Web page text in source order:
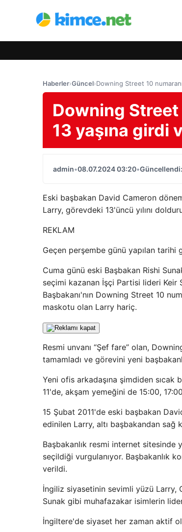
Haberler›Güncel›Downing Street 10
Downing
13 yaşına girdi
admin•08.07.2024 03:20•
Eski başbakan David Cameron
Larry, görevdeki 13'üncü yılını
REKLAM
Geçen perşembe günü yapılan tarihi
Cuma günü eski Başbakan Rishi
seçimi kazanan İşçi Partisi lideri
Başbakanı'nın Downing Street 10
maskotu olan Larry hariç.
Resmi unvanı “Şef fare” olan,
tamamladı ve görevini yeni
Yeni ofis arkadaşına şimdiden sıcak
11'de, akşam yemeğini de 15:00,
15 Şubat 2011'de eski başbakan
edinilen Larry, altı başbakandan sağ
Başbakanlık resmi internet sitesinde
seçildiği vurgulanıyor. Başbakanlık
verildi.
İngiliz siyasetinin sevimli yüzü Larry,
Sunak gibi muhafazakar isimlerin
İngiltere'de siyaset her zaman aktif